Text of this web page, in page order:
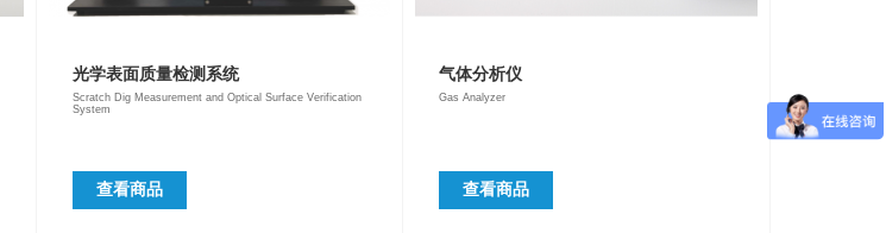
光学表面质量检测系统
Scratch Dig Measurement and Optical Surface Verification
System
查看商品
气体分析仪
Gas Analyzer
查看商品